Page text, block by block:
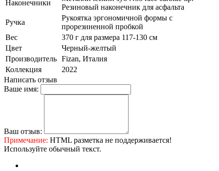
Наконечники
Резиновый наконечник для асфальта
Ручка
Рукоятка эргономичной формы с
прорезиненной пробкой
Вес
370 г для размера 117-130 см
Цвет
Черный-желтый
Производитель Fizan, Италия
Коллекция
2022
Написать отзыв
Ваше имя:
Ваш отзыв:
Примечание: HTML разметка не поддерживается!
Используйте обычный текст.